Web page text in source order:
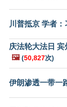
川普抵京 学者
庆法轮大法日
🖼️ (50,827次)
伊朗渗透一带一